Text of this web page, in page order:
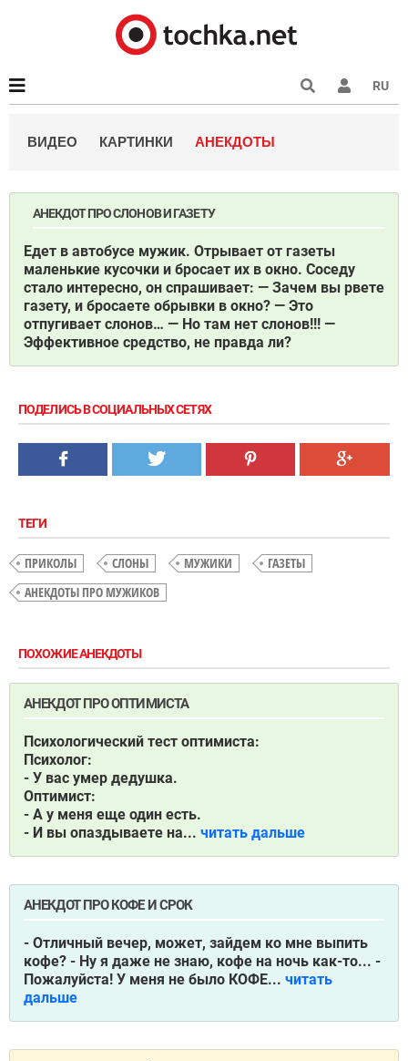
RU
ВИДЕО КАРТИНКИ АНЕКДОТЫ
АНЕКДОТ ПРО СЛОНОВ И ГАЗЕТУ
Едет в автобусе мужик. Отрывает от газеты
маленькие кусочки и бросает их в окно. Соседу
стало интересно, он спрашивает: — Зачем вы рвете
газету, и бросаете обрывки в окно? — Это
отпугивает слонов… — Но там нет слонов!!! —
Эффективное средство, не правда ли?
ПОДЕЛИСЬ В СОЦИАЛЬНЫХ СЕТЯХ
ТЕГИ
ПРИКОЛЫ СЛОНЫ МУЖИКИ
ГАЗЕТЫ
АНЕКДОТЫ ПРО МУЖИКОВ
ПОХОЖИЕ АНЕКДОТЫ
АНЕКДОТ ПРО ОПТИМИСТА
Психологический тест оптимиста:
Психолог:
- У вас умер дедушка.
Оптимист:
- А у меня еще один есть.
- И вы опаздываете на... читать дальше
АНЕКДОТ ПРО КОФЕ И СРОК
- Отличный вечер, может, зайдем ко мне выпить
кофе? - Ну я даже не знаю, кофе на ночь как-то... -
Пожалуйста! У меня не было КОФЕ... читать
дальше